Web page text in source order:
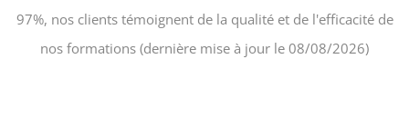
97%, nos clients témoignent de la qualité et de l'efficacité de
nos formations (dernière mise à jour le 08/08/2026)